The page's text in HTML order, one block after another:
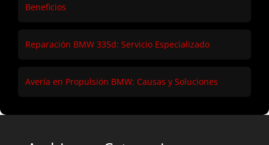
Beneficios
Reparación BMW 335d: Servicio Especializado
Avería en Propulsión BMW: Causas y Soluciones